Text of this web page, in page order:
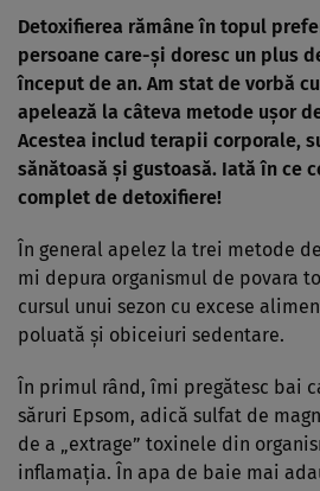
Detoxifierea rămâne în topul
persoane care-şi doresc un plus
început de an. Am stat de vorbă
apelează la câteva metode uşor
Acestea includ terapii corporale,
sănătoasă şi gustoasă. Iată în ce
complet de detoxifiere!
În general apelez la trei metode
mi depura organismul de povara
cursul unui sezon cu excese
poluată şi obiceiuri sedentare.
În primul rând, îmi pregătesc bai
săruri Epsom, adică sulfat de
de a „extrage” toxinele din
inflamaţia. În apa de baie mai